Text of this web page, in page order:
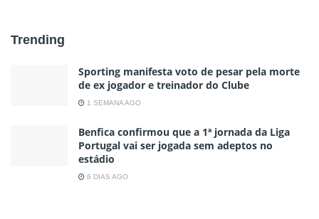
Trending
Sporting manifesta voto de pesar pela morte
de ex jogador e treinador do Clube
1 SEMANA AGO
Benfica confirmou que a 1ª jornada da Liga
Portugal vai ser jogada sem adeptos no
estádio
6 DIAS AGO